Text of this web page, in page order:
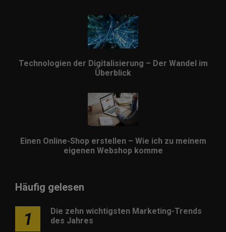
Technologien der Digitalisierung – Der Wandel im
Überblick
Einen Online-Shop erstellen – Wie ich zu meinem
eigenen Webshop komme
Häufig gelesen
1
Die zehn wichtigsten Marketing-Trends
des Jahres